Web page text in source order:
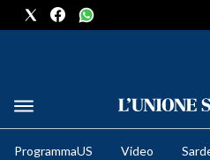
METEO
ProgrammaUS Video